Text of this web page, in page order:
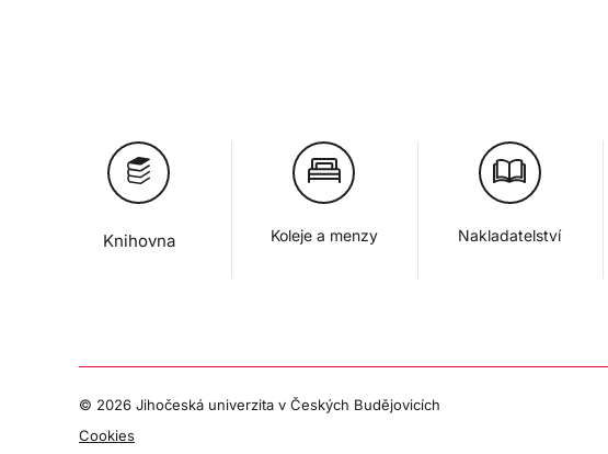
Knihovna Koleje a menzy Nakladatelství
© 2026 Jihočeská univerzita v Českých Budějovicích
Cookies